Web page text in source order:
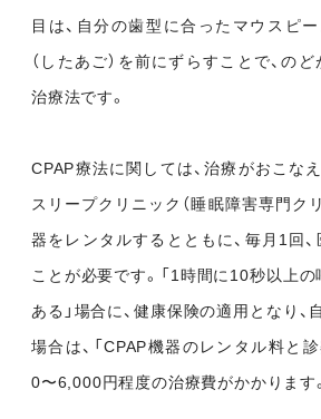
目は、自分の歯型に合ったマウスピ
（したあご）を前にずらすことで、の
治療法です。
CPAP療法に関しては、治療がおこな
スリープクリニック（睡眠障害専門ク
器をレンタルするとともに、毎月1回
ことが必要です。「1時間に10秒以上
ある」場合に、健康保険の適用となり
場合は、「CPAP機器のレンタル料と
0〜6,000円程度の治療費がかかります。